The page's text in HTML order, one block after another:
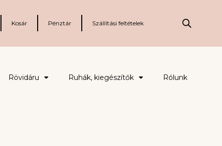
Kosár Pénztár Szállítási feltételek
Rövidáru Ruhák, kiegészítők Rólunk